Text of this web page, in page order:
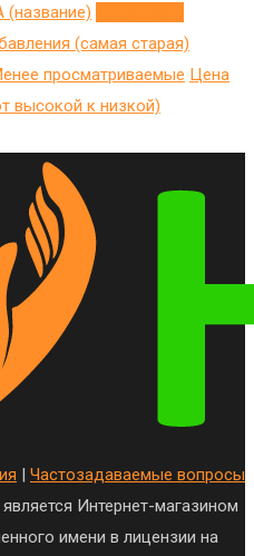
(название)
(самая старая)
просматриваемые Цена
высокой к низкой)
| Частозадаваемые вопросы
Интернет-магазином
имени в лицензии на